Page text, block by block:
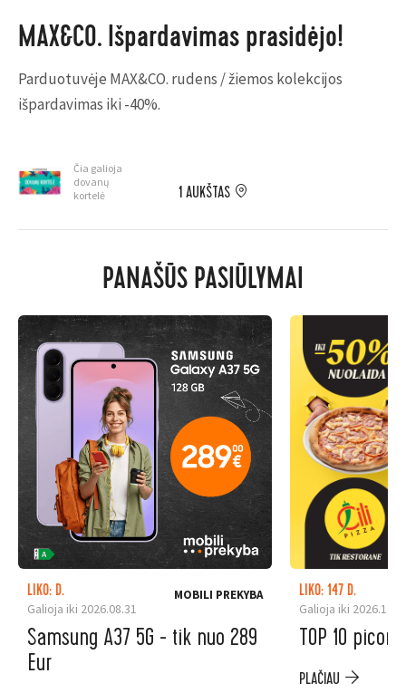
MAX&CO. Išpardavimas prasidėjo!
Parduotuvėje MAX&CO. rudens / žiemos kolekcijos
išpardavimas iki -40%.
Čia galioja
dovanų
kortelė
1 AUKŠTAS
PANAŠŪS PASIŪLYMAI
LIKO: D.
Galioja iki 2026.08.31
MOBILI PREKYBA
Samsung A37 5G - tik nuo 289
Eur
LIKO: 147 D.
Galioja iki
TOP 10
PLAČIAU